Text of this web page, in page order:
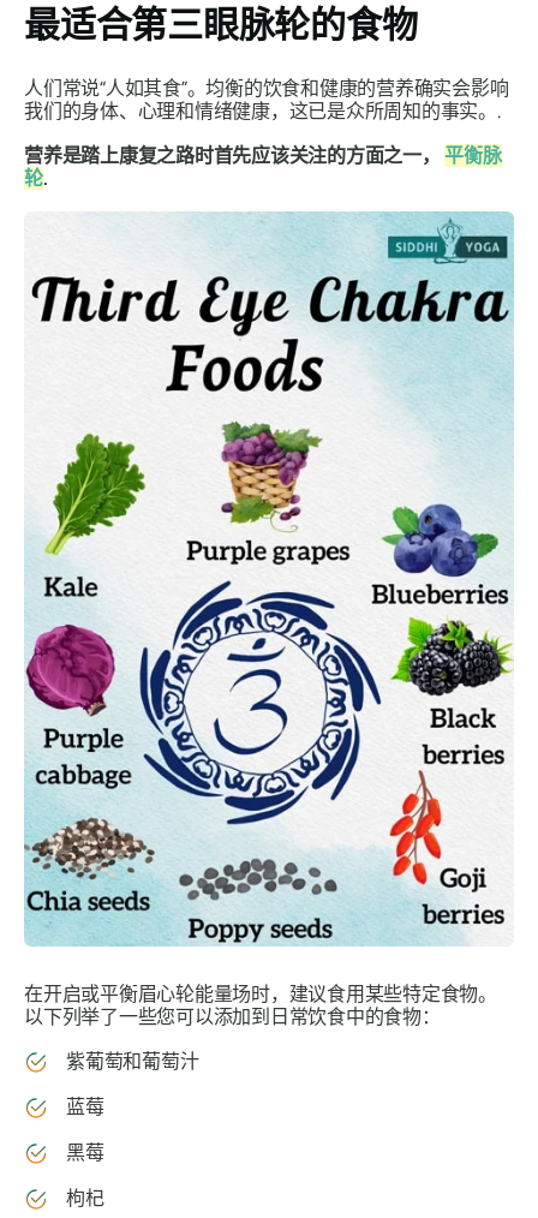
最适合第三眼脉轮的食物
人们常说“人如其食”。均衡的饮食和健康的营养确实会影响
我们的身体、心理和情绪健康，这已是众所周知的事实。.
营养是踏上康复之路时首先应该关注的方面之一，平衡脉
轮.
在开启或平衡眉心轮能量场时，建议食用某些特定食物。
以下列举了一些您可以添加到日常饮食中的食物：
紫葡萄和葡萄汁
蓝莓
黑莓
枸杞